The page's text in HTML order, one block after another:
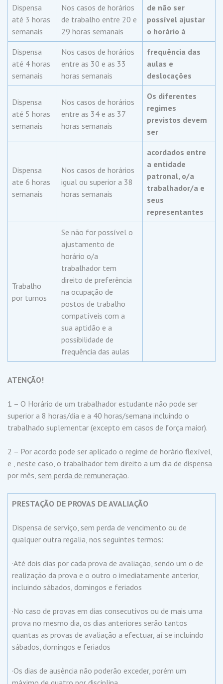
Dispensa
até 3 horas
semanais
Nos casos de horários
de trabalho entre 20 e
29 horas semanais
de não ser
possível ajustar
o horário à
Dispensa
até 4 horas
semanais
Nos casos de horários
entre as 30 e as 33
horas semanais
frequência das
aulas e
deslocações
Dispensa
até 5 horas
semanais
Nos casos de horários
entre as 34 e as 37
horas semanais
Os diferentes
regimes
previstos devem
ser
Dispensa
ate 6 horas
semanais
Nos casos de horários
igual ou superior a 38
horas semanais
acordados entre
a entidade
patronal, o/a
trabalhador/a e
seus
representantes
Trabalho
por turnos
Se não for possível o
ajustamento de
horário o/a
trabalhador tem
direito de preferência
na ocupação de
postos de trabalho
compatíveis com a
sua aptidão e a
possibilidade de
frequência das aulas
ATENÇÃO!
1 – O Horário de um trabalhador estudante não pode ser
superior a 8 horas/dia e a 40 horas/semana incluindo o
trabalhado suplementar (excepto em casos de força maior).
2 – Por acordo pode ser aplicado o regime de horário flexível,
e , neste caso, o trabalhador tem direito a um dia de dispensa
por mês, sem perda de remuneração.
PRESTAÇÃO DE PROVAS DE AVALIAÇÃO
Dispensa de serviço, sem perda de vencimento ou de
qualquer outra regalia, nos seguintes termos:
·Até dois dias por cada prova de avaliação, sendo um o de
realização da prova e o outro o imediatamente anterior,
incluindo sábados, domingos e feriados
·No caso de provas em dias consecutivos ou de mais uma
prova no mesmo dia, os dias anteriores serão tantos
quantas as provas de avaliação a efectuar, aí se incluindo
sábados, domingos e feriados
·Os dias de ausência não poderão exceder, porém um